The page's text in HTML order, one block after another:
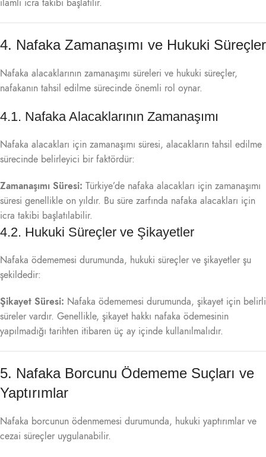
ilamlı icra takibi başlatılır.
4. Nafaka Zamanaşımı ve Hukuki Süreçler
Nafaka alacaklarının zamanaşımı süreleri ve hukuki süreçler,
nafakanın tahsil edilme sürecinde önemli rol oynar.
4.1. Nafaka Alacaklarının Zamanaşımı
Nafaka alacakları için zamanaşımı süresi, alacakların tahsil edilme
sürecinde belirleyici bir faktördür:
Zamanaşımı Süresi: Türkiye’de nafaka alacakları için zamanaşımı
süresi genellikle on yıldır. Bu süre zarfında nafaka alacakları için
icra takibi başlatılabilir.
4.2. Hukuki Süreçler ve Şikayetler
Nafaka ödememesi durumunda, hukuki süreçler ve şikayetler şu
şekildedir:
Şikayet Süresi: Nafaka ödememesi durumunda, şikayet için belirli
süreler vardır. Genellikle, şikayet hakkı nafaka ödemesinin
yapılmadığı tarihten itibaren üç ay içinde kullanılmalıdır.
5. Nafaka Borcunu Ödememe Suçları ve
Yaptırımlar
Nafaka borcunun ödenmemesi durumunda, hukuki yaptırımlar ve
cezai süreçler uygulanabilir.